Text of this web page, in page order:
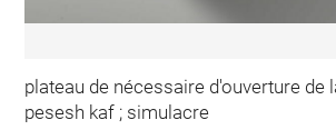
plateau de nécessaire d'ouverture de
pesesh kaf ; simulacre